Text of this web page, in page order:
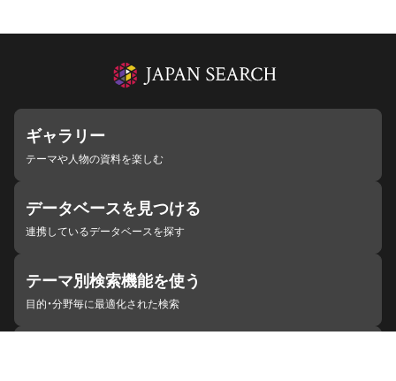
ギャラリー
テーマや人物の資料を楽しむ
データベースを見つける
連携しているデータベースを探す
テーマ別検索機能を使う
目的・分野毎に最適化された検索